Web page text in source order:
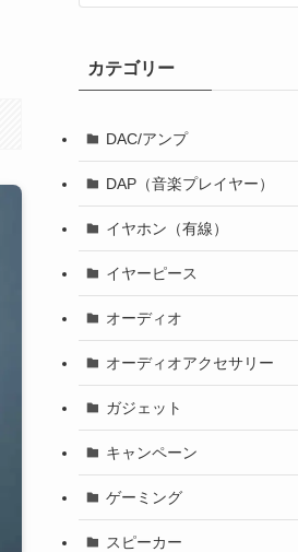
カテゴリー
DAC/アンプ
DAP（音楽プレイヤー）
イヤホン（有線）
イヤーピース
オーディオ
オーディオアクセサリー
ガジェット
キャンペーン
ゲーミング
スピーカー